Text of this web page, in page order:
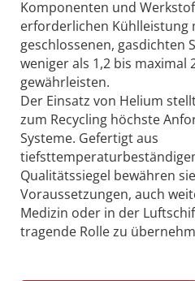
Komponenten und
erforderlichen Kühlleistung
geschlossenen, gasdichten
weniger als 1,2 bis maximal
gewährleisten.
Der Einsatz von Helium
zum Recycling höchste
Systeme. Gefertigt aus
Qualitätssiegel bewähren
Voraussetzungen, auch
Medizin oder in der
tragende Rolle zu